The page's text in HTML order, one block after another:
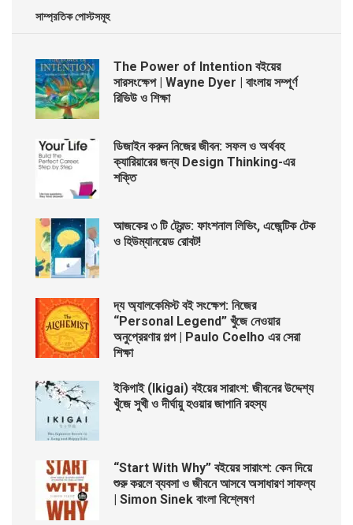
সাম্প্রতিক পোস্টসমূহ
The Power of Intention বইয়ের
সারসংক্ষেপ | Wayne Dyer | বাংলায় সম্পূর্ণ
রিভিউ ও শিক্ষা
ডিজাইন করুন নিজের জীবন: সফল ও অর্থবহ
ক্যারিয়ারের জন্য Design Thinking-এর
শক্তি
আজকের ৩ টি ট্রেন্ড: ফাংশনাল লিভিং, এজেন্টিক টেক
ও হিউম্যানয়েড রোবট!
দ্য অ্যালকেমিস্ট বই সংক্ষেপ: নিজের
“Personal Legend” খুঁজে নেওয়ার
অনুপ্রেরণার গল্প | Paulo Coelho এর সেরা
শিক্ষা
ইকিগাই (Ikigai) বইয়ের সারাংশ: জীবনের উদ্দেশ্য
খুঁজে সুখী ও দীর্ঘায়ু হওয়ার জাপানি রহস্য
“Start With Why” বইয়ের সারাংশ: কেন দিয়ে
শুরু করলে ব্যবসা ও জীবনে আসবে অসাধারণ সাফল্য
| Simon Sinek বাংলা বিশ্লেষণ